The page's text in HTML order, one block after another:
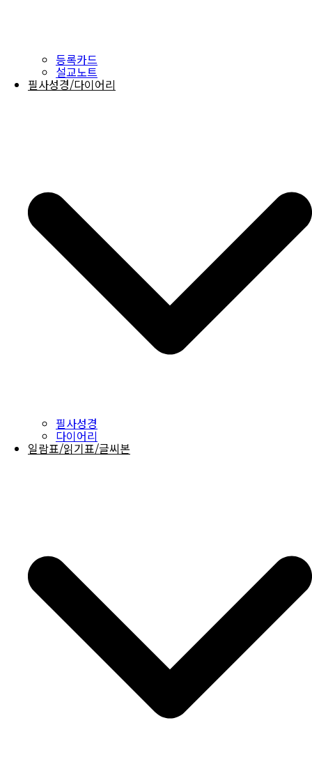
등록카드
설교노트
필사성경/다이어리
필사성경
다이어리
일람표/읽기표/글씨본